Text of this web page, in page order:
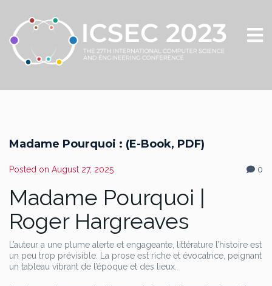
Madame Pourquoi : (E-Book, PDF)
Posted on August 27, 2025 0
Madame Pourquoi |
Roger Hargreaves
L’auteur a une plume alerte et engageante, littérature l’histoire est
un peu trop prévisible. La prose est riche et évocatrice, peignant
un tableau vibrant de l’époque et des lieux.